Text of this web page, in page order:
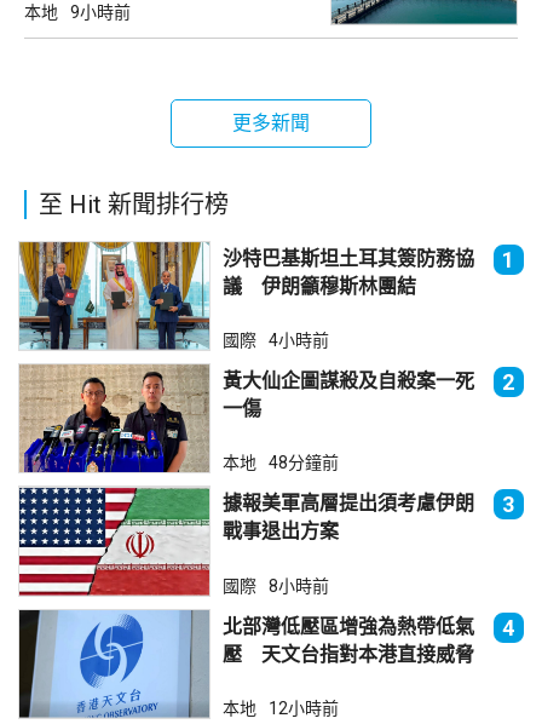
本地 9小時前
更多新聞
至 Hit 新聞排行榜
沙特巴基斯坦土耳其簽防務協
議 伊朗籲穆斯林團結
1
國際 4小時前
黃大仙企圖謀殺及自殺案一死
一傷
2
本地 48分鐘前
據報美軍高層提出須考慮伊朗
戰事退出方案
3
國際 8小時前
北部灣低壓區增強為熱帶低氣
壓 天文台指對本港直接威脅
4
本地 12小時前